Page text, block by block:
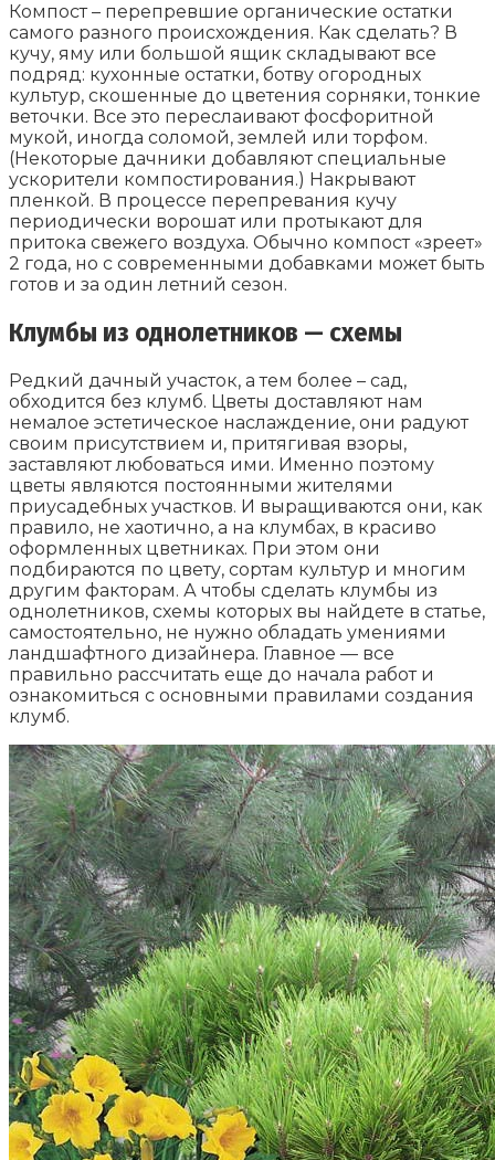
Компост – перепревшие органические остатки
самого разного происхождения. Как сделать? В
кучу, яму или большой ящик складывают все
подряд: кухонные остатки, ботву огородных
культур, скошенные до цветения сорняки, тонкие
веточки. Все это переслаивают фосфоритной
мукой, иногда соломой, землей или торфом.
(Некоторые дачники добавляют специальные
ускорители компостирования.) Накрывают
пленкой. В процессе перепревания кучу
периодически ворошат или протыкают для
притока свежего воздуха. Обычно компост «зреет»
2 года, но с современными добавками может быть
готов и за один летний сезон.
Клумбы из однолетников — схемы
Редкий дачный участок, а тем более – сад,
обходится без клумб. Цветы доставляют нам
немалое эстетическое наслаждение, они радуют
своим присутствием и, притягивая взоры,
заставляют любоваться ими. Именно поэтому
цветы являются постоянными жителями
приусадебных участков. И выращиваются они, как
правило, не хаотично, а на клумбах, в красиво
оформленных цветниках. При этом они
подбираются по цвету, сортам культур и многим
другим факторам. А чтобы сделать клумбы из
однолетников, схемы которых вы найдете в статье,
самостоятельно, не нужно обладать умениями
ландшафтного дизайнера. Главное — все
правильно рассчитать еще до начала работ и
ознакомиться с основными правилами создания
клумб.